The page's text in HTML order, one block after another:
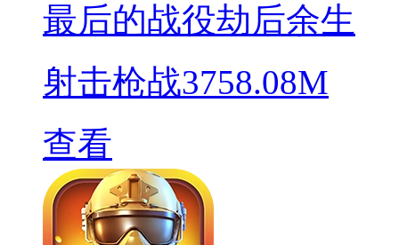
最后的战役劫后余生
射击枪战3758.08M
查看